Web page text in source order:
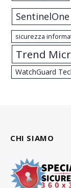
SentinelOne
sicurezza
Trend
WatchGuard
CHI SIAMO